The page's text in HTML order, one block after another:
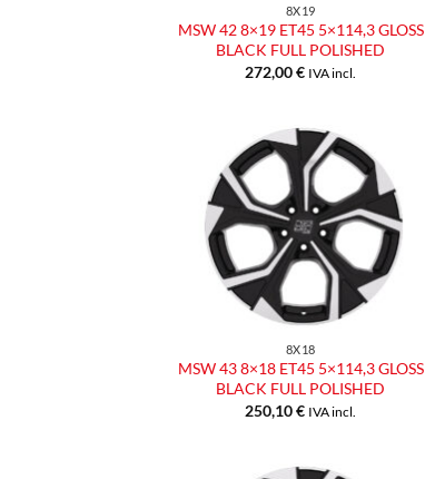
8X19
MSW 42 8×19 ET45 5×114,3 GLOSS
BLACK FULL POLISHED
272,00€ IVA incl.
Aggiungi
alla lista
dei
desideri
8X18
MSW 43 8×18 ET45 5×114,3 GLOSS
BLACK FULL POLISHED
250,10€ IVA incl.